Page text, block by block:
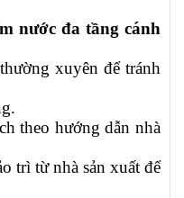
nước đa tầng cánh
xuyên để tránh
theo hướng dẫn nhà
trì từ nhà sản xuất để